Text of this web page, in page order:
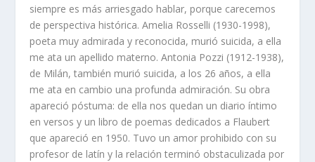
siempre es más arriesgado hablar, porque carecemos
de perspectiva histórica. Amelia Rosselli (1930-1998),
poeta muy admirada y reconocida, murió suicida, a ella
me ata un apellido materno. Antonia Pozzi (1912-1938),
de Milán, también murió suicida, a los 26 años, a ella
me ata en cambio una profunda admiración. Su obra
apareció póstuma: de ella nos quedan un diario íntimo
en versos y un libro de poemas dedicados a Flaubert
que apareció en 1950. Tuvo un amor prohibido con su
profesor de latín y la relación terminó obstaculizada por